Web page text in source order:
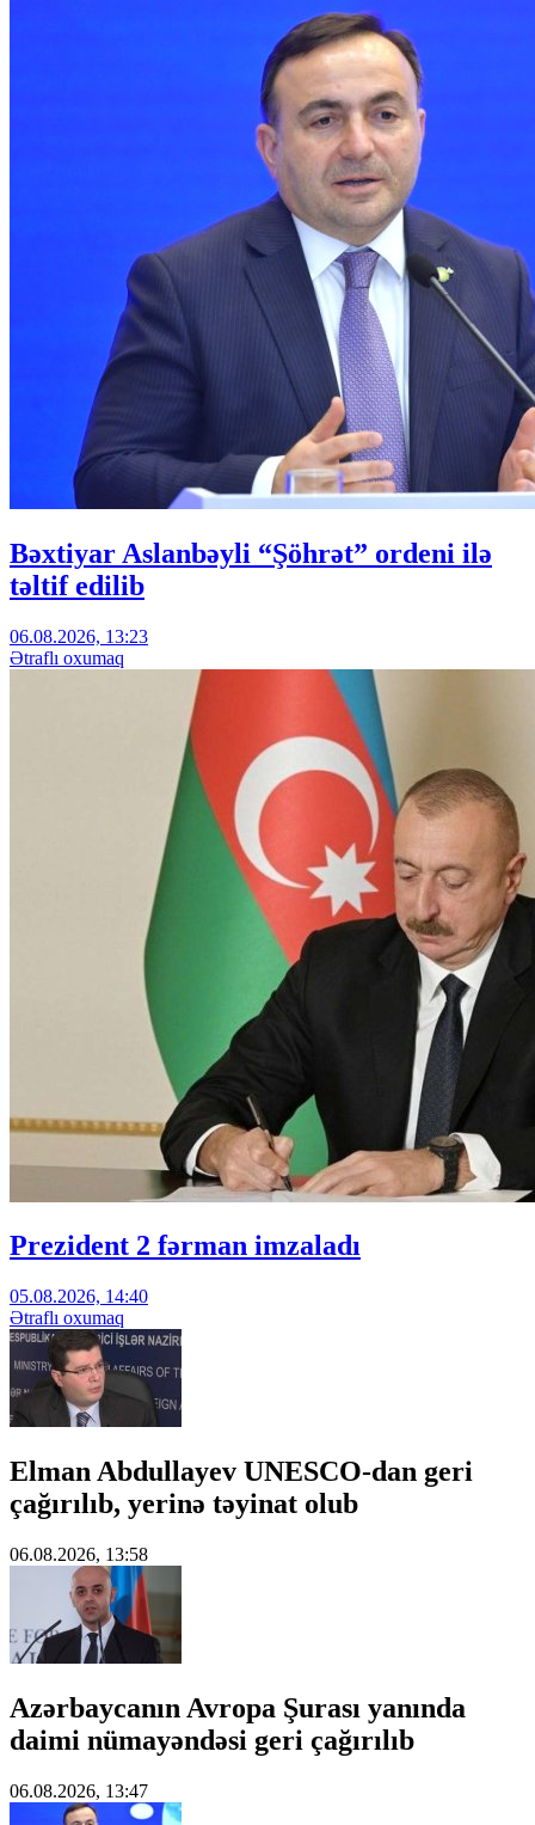
Bəxtiyar Aslanbəyli “Şöhrət” ordeni ilə
təltif edilib
06.08.2026, 13:23
Ətraflı oxumaq
Prezident 2 fərman imzaladı
05.08.2026, 14:40
Ətraflı oxumaq
Elman Abdullayev UNESCO-dan geri
çağırılıb, yerinə təyinat olub
06.08.2026, 13:58
Azərbaycanın Avropa Şurası yanında
daimi nümayəndəsi geri çağırılıb
06.08.2026, 13:47